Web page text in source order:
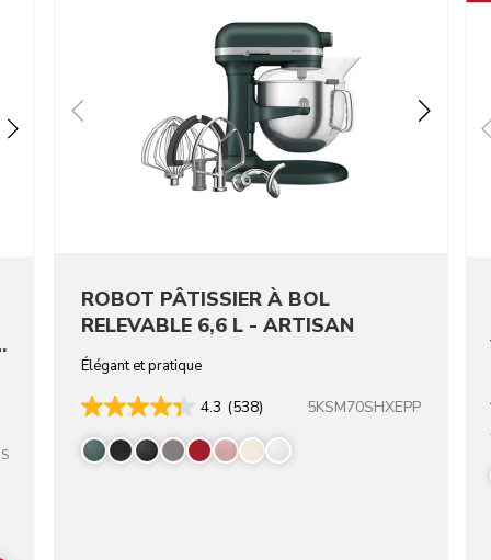
ROBOT PÂTISSIER À BOL
RELEVABLE 6,6 L - ARTISAN
Élégant et pratique
4.3 (538) 5KSM70SHXEPP